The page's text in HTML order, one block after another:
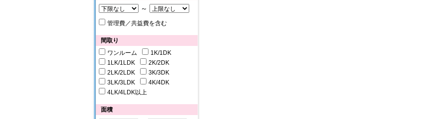
～
管理費／共益費を含む
間取り
ワンルーム
1K/1DK
1LK/1LDK
2K/2DK
2LK/2LDK
3K/3DK
3LK/3LDK
4K/4DK
4LK/4LDK以上
面積